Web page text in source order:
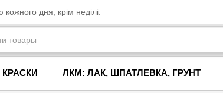
дня, крім неділі.
ЛКМ: ЛАК, ШПАТЛЕВКА, ГРУНТ